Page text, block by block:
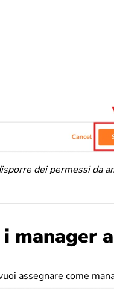
dei permessi da
i manager
assegnare come